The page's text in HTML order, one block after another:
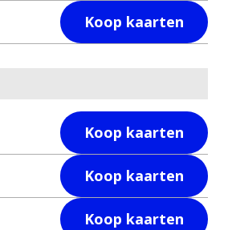
Koop kaarten
Koop kaarten
Koop kaarten
Koop kaarten